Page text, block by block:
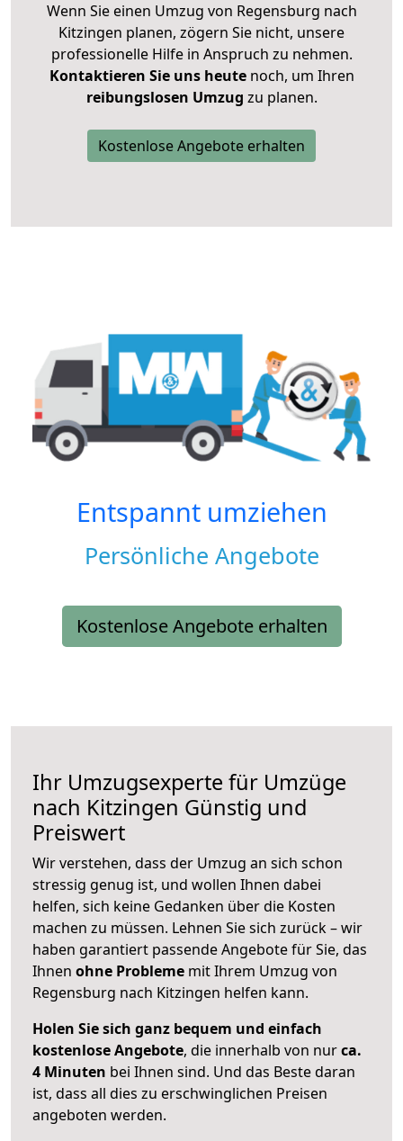
Wenn Sie einen Umzug von Regensburg nach
Kitzingen planen, zögern Sie nicht, unsere
professionelle Hilfe in Anspruch zu nehmen.
Kontaktieren Sie uns heutenoch, um Ihren
reibungslosen Umzug zu planen.
Kostenlose Angebote erhalten
Entspannt umziehen
Persönliche Angebote
Kostenlose Angebote erhalten
Ihr Umzugsexperte für Umzüge
nach Kitzingen Günstig und
Preiswert
Wir verstehen, dass der Umzug an sich schon
stressig genug ist, und wollen Ihnen dabei
helfen, sich keine Gedanken über die Kosten
machen zu müssen. Lehnen Sie sich zurück – wir
haben garantiert passende Angebote für Sie, das
Ihnen ohne Probleme mit Ihrem Umzug von
Regensburg nach Kitzingen helfen kann.
Holen Sie sich ganz bequem und einfach
kostenlose Angebote, die innerhalb von nurca.
4 Minuten bei Ihnen sind. Und das Beste daran
ist, dass all dies zu erschwinglichen Preisen
angeboten werden.